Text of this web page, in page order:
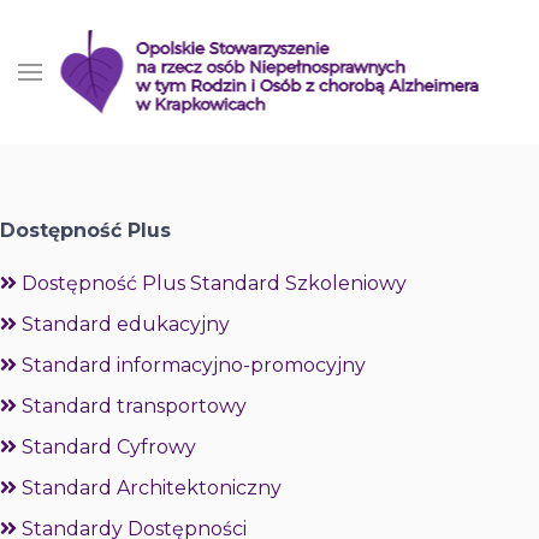
Dostępność Plus
Dostępność Plus Standard Szkoleniowy
Standard edukacyjny
Standard informacyjno-promocyjny
Standard transportowy
Standard Cyfrowy
Standard Architektoniczny
Standardy Dostępności